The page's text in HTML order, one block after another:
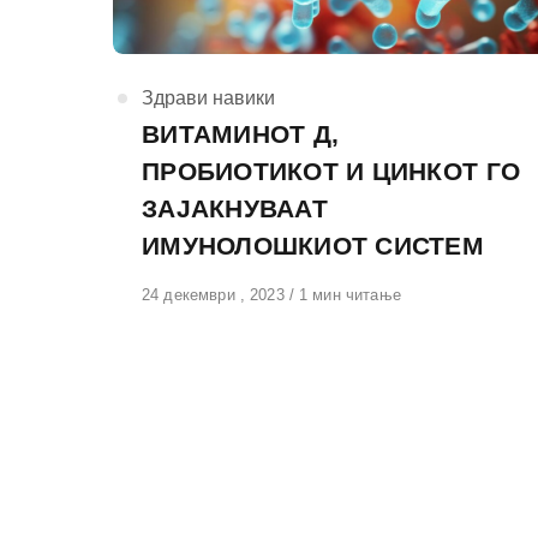
КАтегорија
Здрави навики
ВИТАМИНОТ Д,
ПРОБИОТИКОТ И ЦИНКОТ ГО
ЗАЈАКНУВААТ
ИМУНОЛОШКИОТ СИСТЕМ
Објавено
24 декември , 2023 1 мин читање